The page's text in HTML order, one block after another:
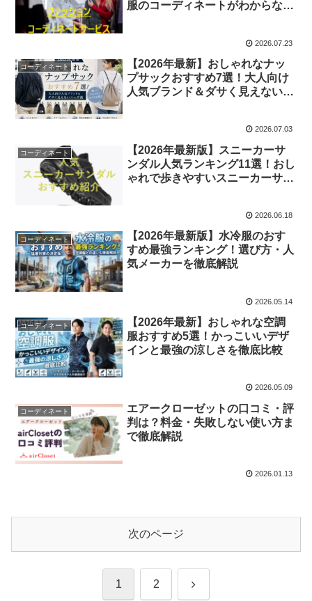
服のコーディネートがわからない
2026.07.23
コーディネート
【2026年最新】おしゃれなナッ
プサックおすすめ7選！大人向け
人気ブランド＆ダサく見えないコ
2026.07.03
コーディネート
【2026年最新版】スニーカーサ
ンダル人気ランキング11選！おし
ゃれで歩きやすいスニーカーサン
2026.06.18
コーディネート
【2026年最新版】水冷服のおす
すめ最強ランキング！選び方・人
気メーカーを徹底解説
2026.05.14
コーディネート
【2026年最新】おしゃれな空調
服おすすめ5選！かっこいいデザ
インと最強の涼しさを徹底比較
2026.05.09
コーディネート
エアークローゼットの口コミ・評
判は？料金・失敗しない使い方ま
で徹底解説
2026.01.13
次のページ
1 2 次